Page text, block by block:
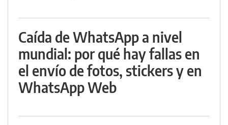
Caída de WhatsApp a nivel
mundial: por qué hay fallas en
el envío de fotos, stickers y en
WhatsApp Web